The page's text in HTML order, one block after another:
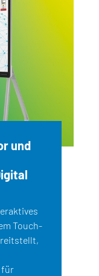
und
Touch-
für